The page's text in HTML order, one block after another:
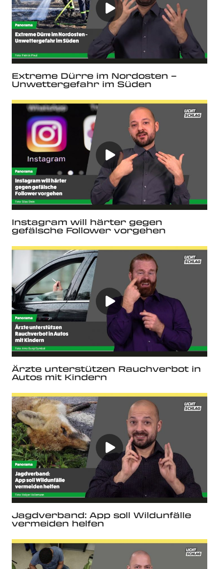
Extreme Dürre im Nordosten –
Unwettergefahr im Süden
Instagram will härter gegen
gefälsche Follower vorgehen
Ärzte unterstützen Rauchverbot in
Autos mit Kindern
Jagdverband: App soll Wildunfälle
vermeiden helfen